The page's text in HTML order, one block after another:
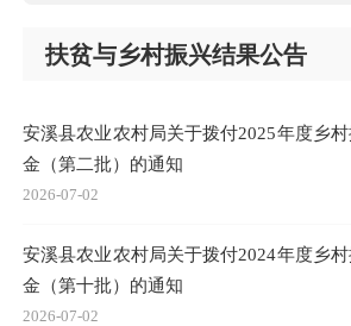
扶贫与乡村振兴结果公告
安溪县农业农村局关于拨付2025年度乡
金（第二批）的通知
2026-07-02
安溪县农业农村局关于拨付2024年度乡
金（第十批）的通知
2026-07-02